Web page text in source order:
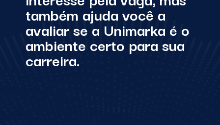
também ajuda você a
avaliar se a Unimarka é o
ambiente certo para sua
carreira.